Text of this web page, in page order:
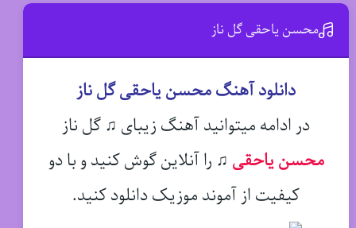
محسن یاحقی گل ناز
دانلود آهنگ محسن یاحقی گل ناز
در ادامه میتوانید آهنگ زیبای ♫ گل ناز
محسن یاحقی ♫ را آنلاین گوش کنید و با دو
کیفیت از آموند موزیک دانلود کنید.